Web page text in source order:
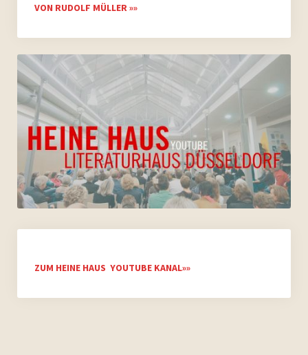
VON RUDOLF MÜLLER »»
ZUM HEINE HAUS YOUTUBE KANAL»»